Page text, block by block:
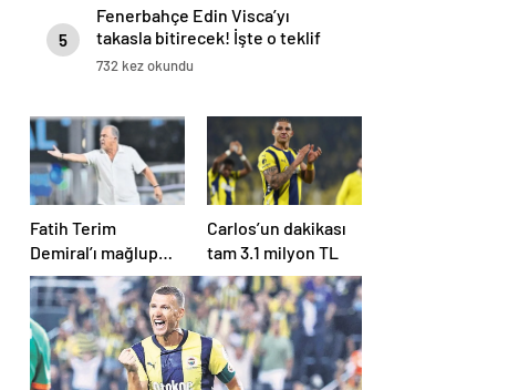
5
Fenerbahçe Edin Visca’yı
takasla bitirecek! İşte o teklif
732 kez okundu
Fatih Terim
Demiral’ı mağlup
etti
Carlos’un dakikası
tam 3.1 milyon TL